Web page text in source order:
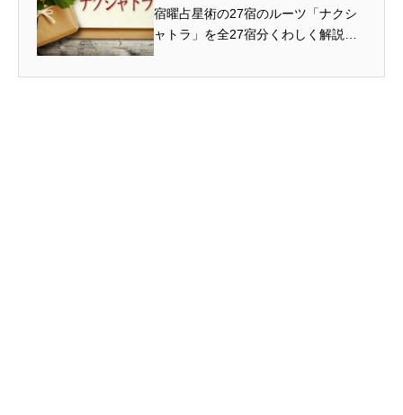
説
宿曜占星術の27宿のルーツ「ナクシ
ャトラ」を全27宿分くわしく解説。
ィ（固有の力）を知ることで、本命